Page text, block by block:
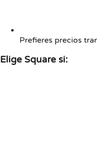
Prefieres precios
Elige Square si: